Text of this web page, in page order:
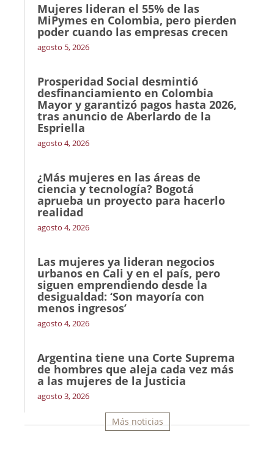
Mujeres lideran el 55% de las
MiPymes en Colombia, pero pierden
poder cuando las empresas crecen
agosto 5, 2026
Prosperidad Social desmintió
desfinanciamiento en Colombia
Mayor y garantizó pagos hasta 2026,
tras anuncio de Aberlardo de la
Espriella
agosto 4, 2026
¿Más mujeres en las áreas de
ciencia y tecnología? Bogotá
aprueba un proyecto para hacerlo
realidad
agosto 4, 2026
Las mujeres ya lideran negocios
urbanos en Cali y en el país, pero
siguen emprendiendo desde la
desigualdad: ‘Son mayoría con
menos ingresos’
agosto 4, 2026
Argentina tiene una Corte Suprema
de hombres que aleja cada vez más
a las mujeres de la Justicia
agosto 3, 2026
Más noticias